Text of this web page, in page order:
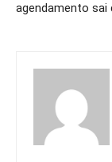
agendamento sai